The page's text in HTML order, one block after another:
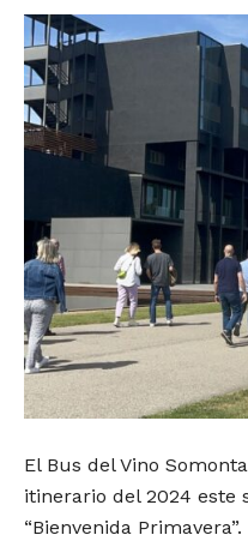
El Bus del Vino
itinerario del 2024 este
“Bienvenida